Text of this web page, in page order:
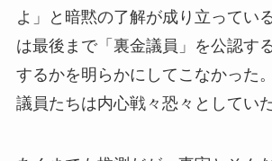
よ」と暗黙の了解が成り立ってい
は最後まで「裏金議員」を公認す
するかを明らかにしてこなかった
議員たちは内心戦々恐々としてい